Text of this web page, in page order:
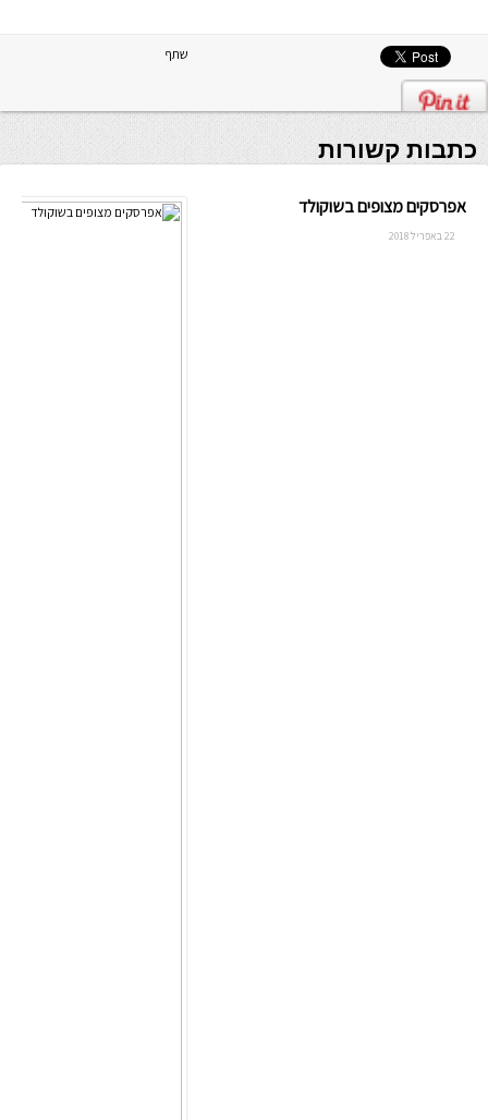
שתף
כתבות קשורות
אפרסקים מצופים בשוקולד
22 באפריל 2018